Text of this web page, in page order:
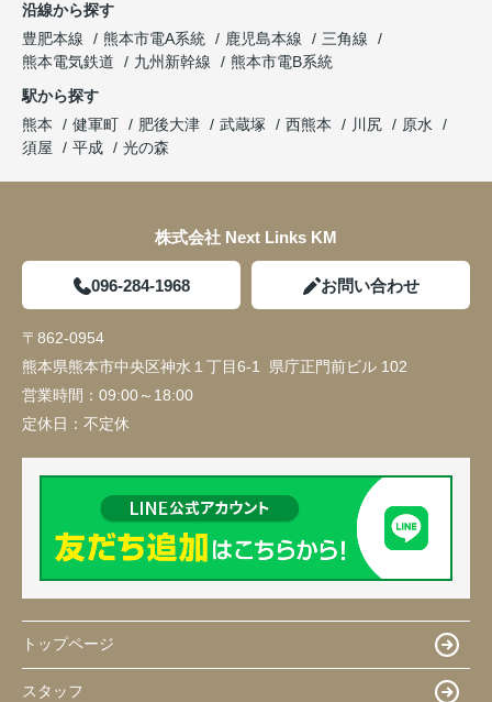
沿線から探す
豊肥本線
熊本市電A系統 鹿児島本線
三角線
熊本電気鉄道
九州新幹線
熊本市電B系統
駅から探す
熊本
健軍町 肥後大津 武蔵塚 西熊本 川尻
原水
須屋
平成 光の森
株式会社 Next Links KM
096-284-1968 お問い合わせ
〒862-0954
熊本県熊本市中央区神水１丁目6-1 県庁正門前ビル 102
営業時間： 09:00～18:00
定休日： 不定休
トップページ
スタッフ